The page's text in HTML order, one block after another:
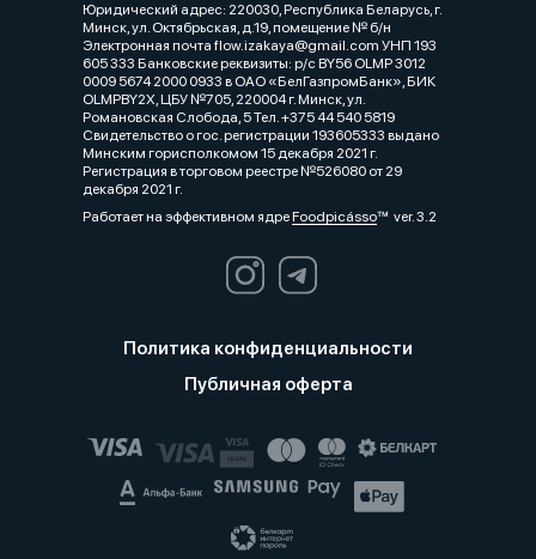
Юридический адрес: 220030, Республика Беларусь, г.
Минск, ул. Октябрьская, д.19, помещение № б/н
Электронная почта flow.izakaya@gmail.com УНП 193
605 333 Банковские реквизиты: р/с BY56 OLMP 3012
0009 5674 2000 0933 в ОАО «БелГазпромБанк», БИК
OLMPBY2X, ЦБУ №705, 220004 г. Минск, ул.
Романовская Слобода, 5 Тел. +375 44 540 5819
Свидетельство о гос. регистрации 193605333 выдано
Минским горисполкомом 15 декабря 2021 г.
Регистрация в торговом реестре №526080 от 29
декабря 2021 г.
Работает на эффективном ядреFoodpicássover. 3.2
Политика конфиденциальности
Публичная оферта